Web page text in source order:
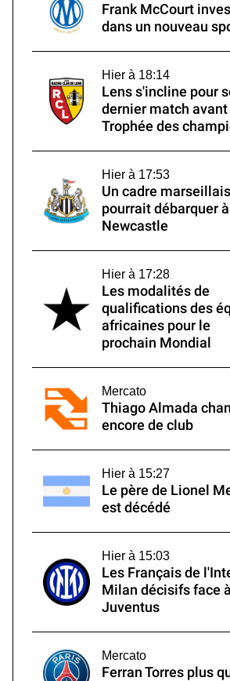
Frank McCourt
dans un nouveau
Hier à 18:14
Lens s'incline pour
dernier match avant
Trophée des
Hier à 17:53
Un cadre marseillais
pourrait débarquer à
Newcastle
Hier à 17:28
Les modalités de
qualifications des
africaines pour le
prochain Mondial
Mercato
Thiago Almada
encore de club
Hier à 15:27
Le père de Lionel
est décédé
Hier à 15:03
Les Français de
Milan décisifs face
Juventus
Mercato
Ferran Torres plus